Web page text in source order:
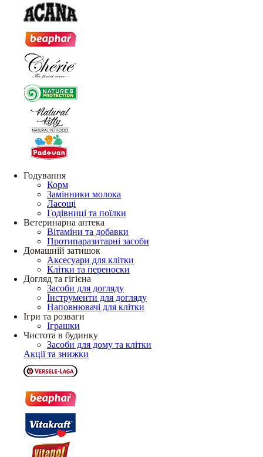
Годування
Корм
Замінники молока
Ласощі
Годівниці та поїлки
Ветеринарна аптека
Вітаміни та добавки
Протипаразитарні засоби
Домашній затишок
Аксесуари для клітки
Клітки та переноски
Догляд та гігієна
Засоби для догляду
Інструменти для догляду
Наповнювачі для клітки
Ігри та розваги
Іграшки
Чистота в будинку
Засоби для дому та клітки
Акції та знижки